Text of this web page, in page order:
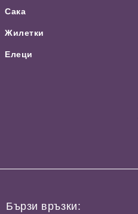
Сака
Жилетки
Елеци
Бързи връзки: